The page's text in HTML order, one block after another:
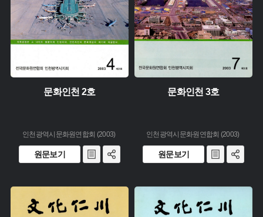
문화인천 2호
인천광역시문화원연합회 (2003)
원문보기
문화인천 3호
인천광역시문화원연합회 (2003)
원문보기